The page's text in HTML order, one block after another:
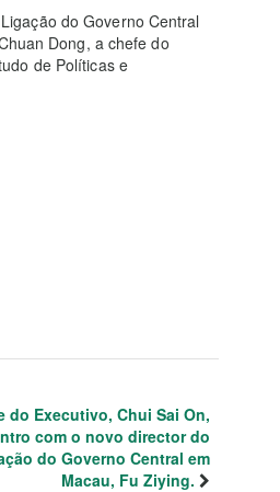
do Governo Central
Dong, a chefe do
de Políticas e
do Executivo, Chui Sai On,
com o novo director do
do Governo Central em
Macau, Fu Ziying.